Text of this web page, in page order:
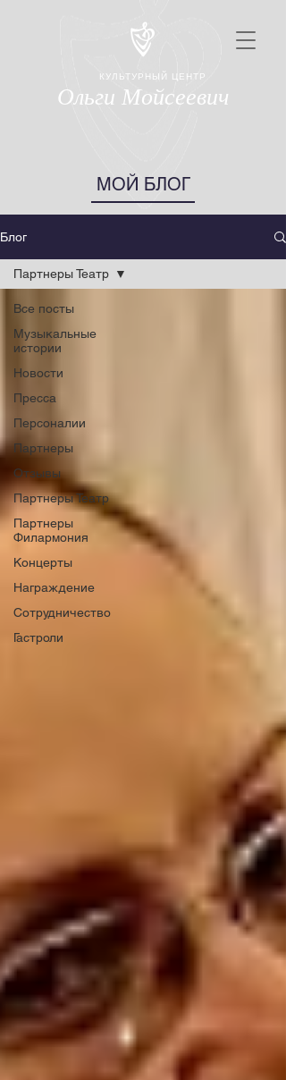
Ольги Мойсеевич
КУЛЬТУРНЫЙ ЦЕНТР
МОЙ БЛОГ
Блог
Все посты
Музыкальные
истории
Новости
Пресса
Персоналии
Партнеры
Отзывы
Партнеры Театр
Партнеры
Филармония
Концерты
Награждение
Сотрудничество
Гастроли
Партнеры Театр